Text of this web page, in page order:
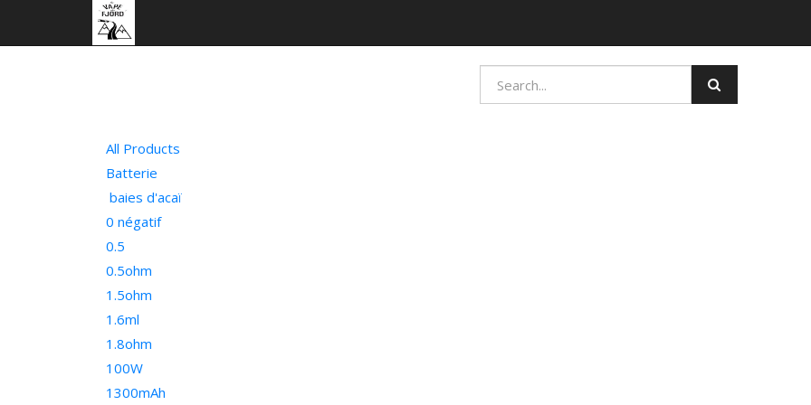
All Products
Batterie
baies d'acaï
0 négatif
0.5
0.5ohm
1.5ohm
1.6ml
1.8ohm
100W
1300mAh